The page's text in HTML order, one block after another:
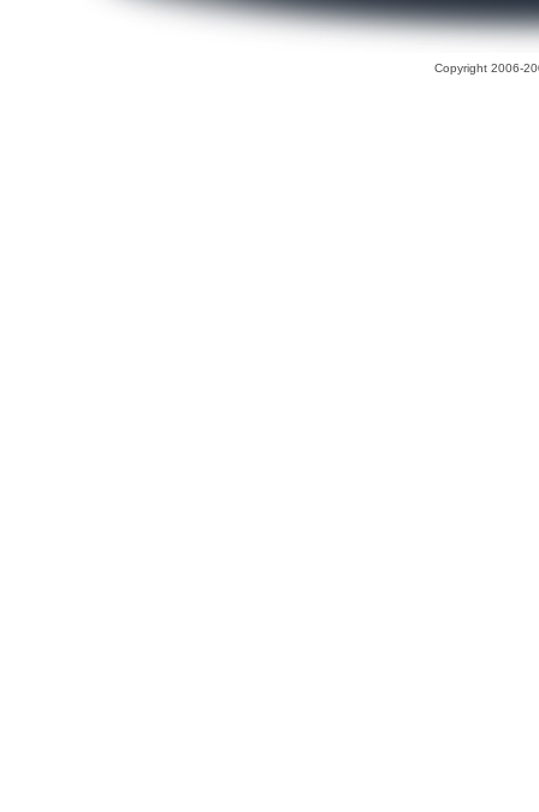
Copyright 2006-